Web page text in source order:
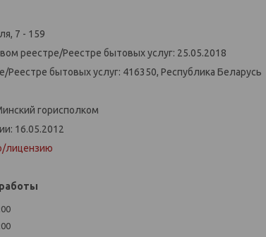
7 - 159
реестре/Реестре бытовых услуг: 25.05.2018
Реестре бытовых услуг: 416350, Республика Беларусь
горисполком
16.05.2012
лицензию